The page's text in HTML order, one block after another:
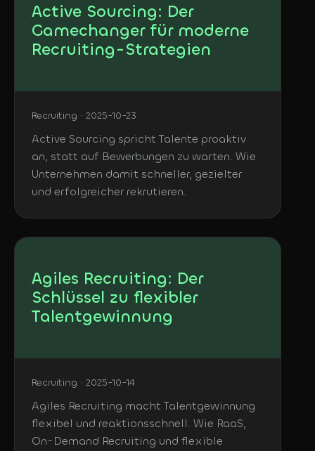
Active Sourcing: Der
Gamechanger für moderne
Recruiting-Strategien
Recruiting · 2025-10-23
Active Sourcing spricht Talente proaktiv
an, statt auf Bewerbungen zu warten. Wie
Unternehmen damit schneller, gezielter
und erfolgreicher rekrutieren.
Agiles Recruiting: Der
Schlüssel zu flexibler
Talentgewinnung
Recruiting · 2025-10-14
Agiles Recruiting macht Talentgewinnung
flexibel und reaktionsschnell. Wie RaaS,
On-Demand Recruiting und flexible